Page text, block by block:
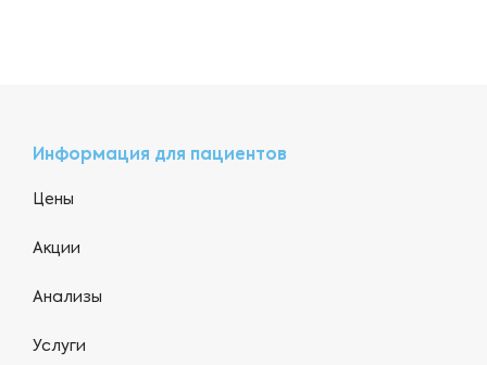
Информация для пациентов
Цены
Акции
Анализы
Услуги